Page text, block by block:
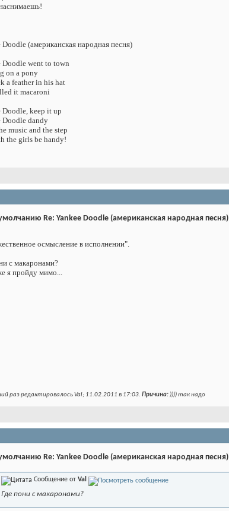
Doodle (американская народная песня)
Doodle went to town
on a pony
a feather in his hat
it macaroni
Doodle, keep it up
Doodle dandy
music and the step
the girls be handy!
Re: Yankee Doodle (американская народная песня)
осмысление в исполнении".
с макаронами?
я пройду мимо...
раз редактировалось Val; 11.02.2011 в 17:03. Причина: )))) так надо
Re: Yankee Doodle (американская народная песня)
Сообщение от Val
Где пони с макаронами?